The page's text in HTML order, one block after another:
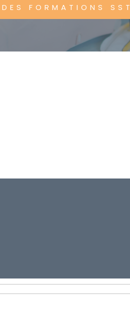
FORMATIONS SST